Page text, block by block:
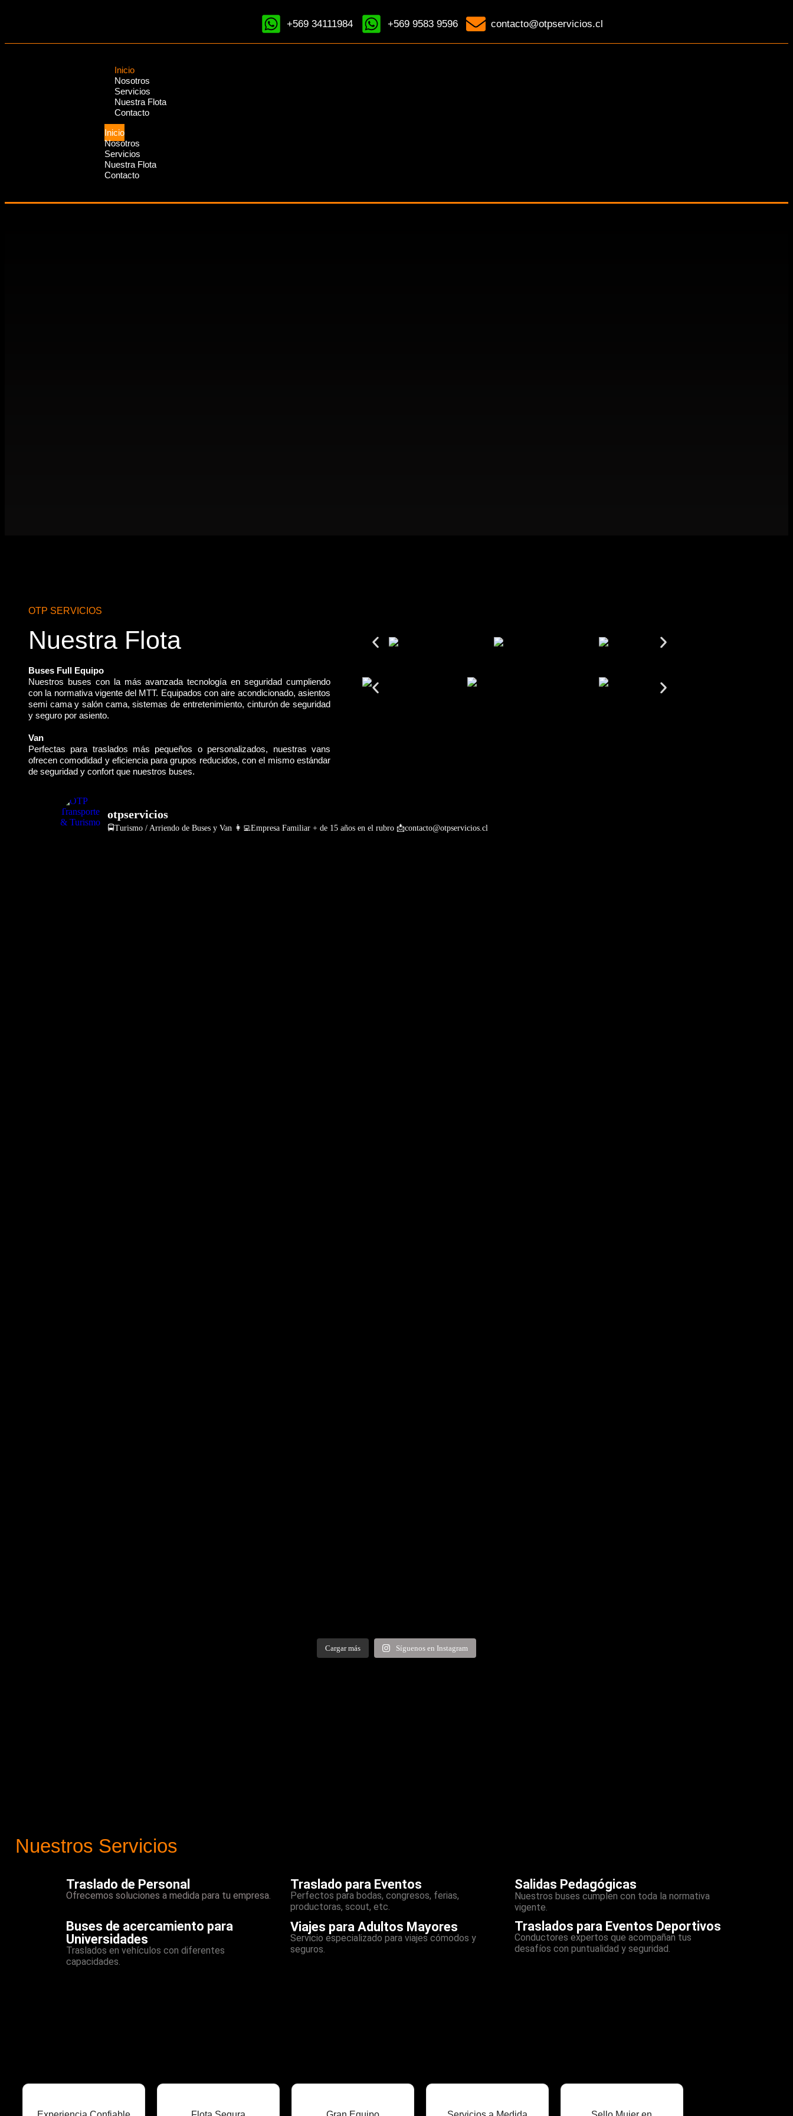
+569 34111984 +569 9583 9596 contacto@otpservicios.cl
Inicio
Nosotros
Servicios
Nuestra Flota
Contacto
Inicio
Nosotros
Servicios
Nuestra Flota
Contacto
OTP SERVICIOS
Nuestra Flota
Buses Full Equipo
Nuestros buses con la más avanzada tecnología en seguridad cumpliendo
con la normativa vigente del MTT. Equipados con aire acondicionado, asientos
semi cama y salón cama, sistemas de entretenimiento, cinturón de seguridad
y seguro por asiento.
Van
Perfectas para traslados más pequeños o personalizados, nuestras vans
ofrecen comodidad y eficiencia para grupos reducidos, con el mismo estándar
de seguridad y confort que nuestros buses.
otpservicios
🚍Turismo / Arriendo de Buses y Van 👩‍💻Empresa Familiar + de 15 años en el rubro 📩contacto@otpservicios.cl
Cargar más Síguenos en Instagram
Nuestros Servicios
Traslado de Personal
Ofrecemos soluciones a medida para tu empresa.
Traslado para Eventos
Perfectos para bodas, congresos, ferias,
productoras, scout, etc.
Salidas Pedagógicas
Nuestros buses cumplen con toda la normativa
vigente.
Buses de acercamiento para
Universidades
Traslados en vehículos con diferentes
capacidades.
Viajes para Adultos Mayores
Servicio especializado para viajes cómodos y
seguros.
Traslados para Eventos Deportivos
Conductores expertos que acompañan tus
desafíos con puntualidad y seguridad.